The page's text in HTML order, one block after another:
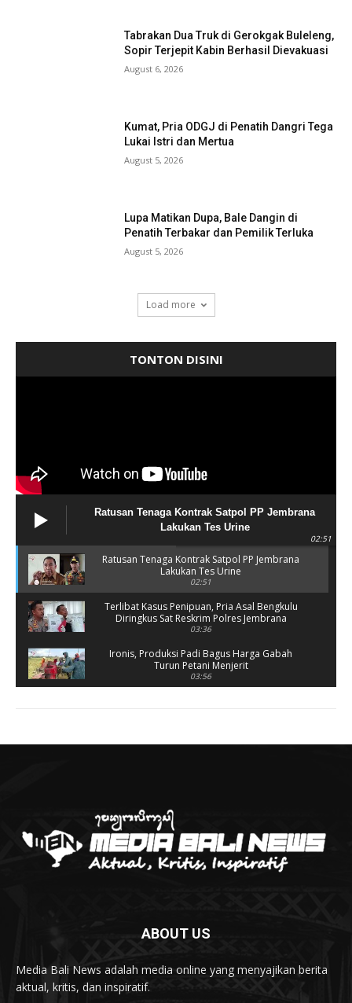
Tabrakan Dua Truk di Gerokgak Buleleng,
Sopir Terjepit Kabin Berhasil Dievakuasi
August 6, 2026
Kumat, Pria ODGJ di Penatih Dangri Tega
Lukai Istri dan Mertua
August 5, 2026
Lupa Matikan Dupa, Bale Dangin di
Penatih Terbakar dan Pemilik Terluka
August 5, 2026
Load more
TONTON DISINI
Ratusan Tenaga Kontrak Satpol PP Jembrana
Lakukan Tes Urine
02:51
Ratusan Tenaga Kontrak Satpol PP Jembrana
Lakukan Tes Urine
02:51
Terlibat Kasus Penipuan, Pria Asal Bengkulu
Diringkus Sat Reskrim Polres Jembrana
03:36
Ironis, Produksi Padi Bagus Harga Gabah
Turun Petani Menjerit
03:56
Polres Jembrana Bekuk Pelaku Pencurian
Ungkap Penyebab Kebakaran Pasar Lelateng,
Polda Bali Terjunkan Tim Labfor
02:57
Diduga OC, Mobil Hantam Pos Polisi di Melaya
Warga Melaya Antusias Sambut Kedatangan
ABOUT US
Media Bali News adalah media online yang menyajikan berita
aktual, kritis, dan inspiratif.